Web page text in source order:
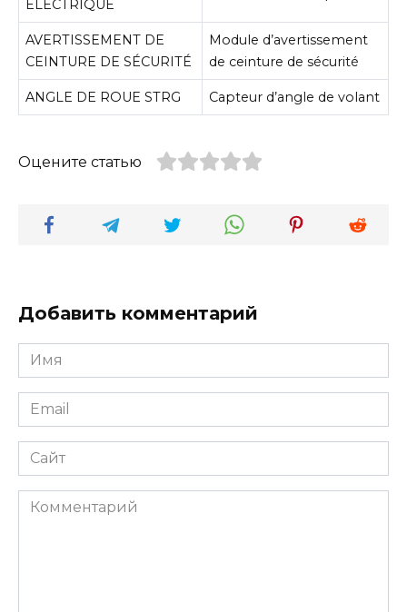
ÉLECTRIQUE
AVERTISSEMENT DE
CEINTURE DE SÉCURITÉ
Module d’avertissement
de ceinture de sécurité
ANGLE DE ROUE STRG Capteur d’angle de volant
Оцените статью
Добавить комментарий
Имя
*
Email
*
Сайт
Комментарий